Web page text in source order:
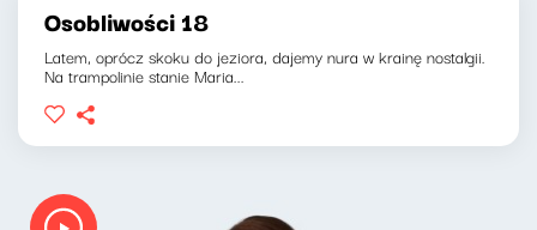
Osobliwości 18
Latem, oprócz skoku do jeziora, dajemy nura w krainę nostalgii.
Na trampolinie stanie Maria...